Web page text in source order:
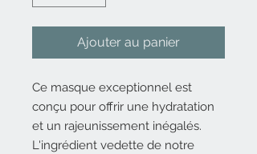
Ajouter au panier
Ce masque exceptionnel est
conçu pour offrir une hydratation
et un rajeunissement inégalés.
L'ingrédient vedette de notre